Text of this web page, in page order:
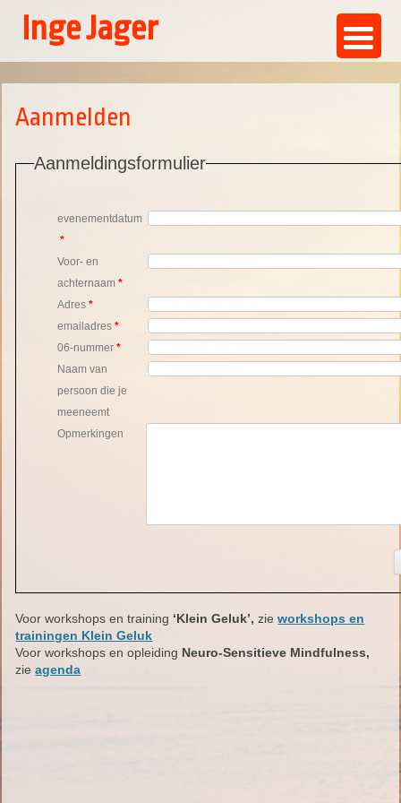
Inge Jager
Ga
naar
Aanmelden
Aanmeldingsformulier
evenementdatum
*
Voor- en
achternaam*
Adres*
emailadres*
06-nummer*
Naam van
persoon die je
meeneemt
Opmerkingen
Voor workshops en training ‘Klein Geluk’,zieworkshops en
trainingen Klein Geluk
Voor workshops en opleiding Neuro-Sensitieve Mindfulness,
zieagenda